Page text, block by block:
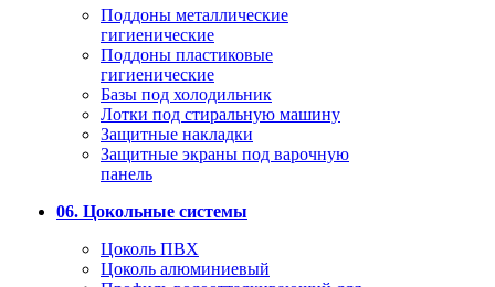
Поддоны металлические
гигиенические
Поддоны пластиковые
гигиенические
Базы под холодильник
Лотки под стиральную машину
Защитные накладки
Защитные экраны под варочную
панель
06. Цокольные системы
Цоколь ПВХ
Цоколь алюминиевый